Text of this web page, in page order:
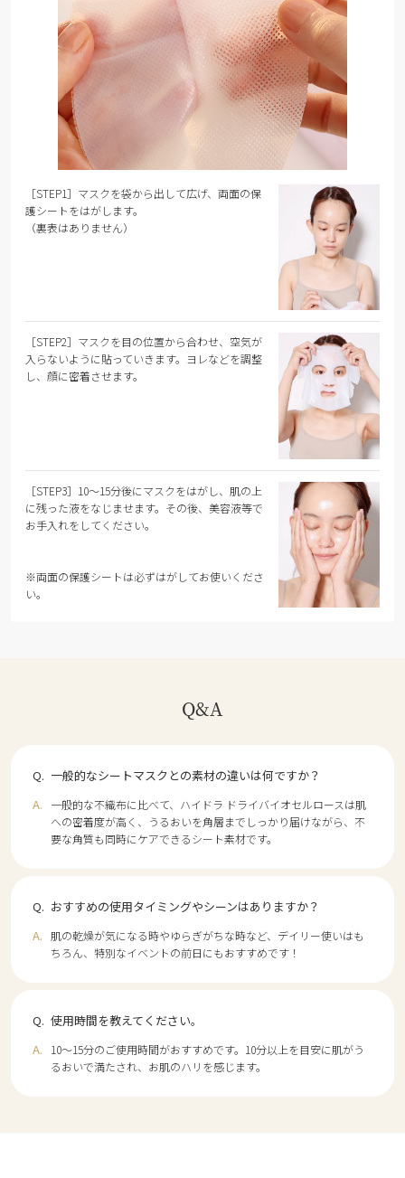
［STEP1］マスクを袋から出して広げ、両面の保
護シートをはがします。
（裏表はありません）
［STEP2］マスクを目の位置から合わせ、空気が
入らないように貼っていきます。ヨレなどを調整
し、顔に密着させます。
［STEP3］10～15分後にマスクをはがし、肌の上
に残った液をなじませます。その後、美容液等で
お手入れをしてください。
※両面の保護シートは必ずはがしてお使いくださ
い。
Q&A
一般的なシートマスクとの素材の違いは何ですか？
一般的な不織布に比べて、ハイドラ ドライバイオセルロースは肌
への密着度が高く、うるおいを角層までしっかり届けながら、不
要な角質も同時にケアできるシート素材です。
おすすめの使用タイミングやシーンはありますか？
肌の乾燥が気になる時やゆらぎがちな時など、デイリー使いはも
ちろん、特別なイベントの前日にもおすすめです！
使用時間を教えてください。
10～15分のご使用時間がおすすめです。10分以上を目安に肌がう
るおいで満たされ、お肌のハリを感じます。